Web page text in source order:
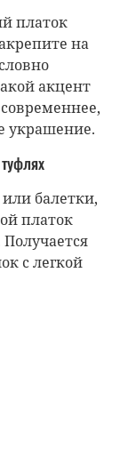
платок
на
акцент
украшение.
балетки,
платок
с легкой